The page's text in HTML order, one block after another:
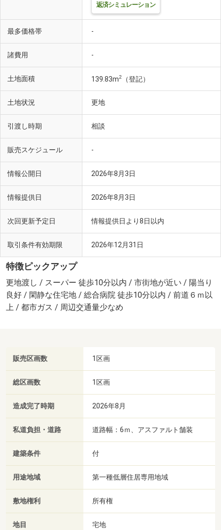
返済シミュレーション
最多価格帯 -
諸費用 -
土地面積 139.83m2 （登記）
土地状況 更地
引渡し時期 相談
販売スケジュール -
情報公開日 2026年8月3日
情報提供日 2026年8月3日
次回更新予定日 情報提供日より8日以内
取引条件有効期限 2026年12月31日
特徴ピックアップ
更地渡し / スーパー 徒歩10分以内 / 市街地が近い / 陽当り
良好 / 閑静な住宅地 / 総合病院 徒歩10分以内 / 前道６ｍ以
上 / 都市ガス / 周辺交通量少なめ
販売区画数 1区画
総区画数 1区画
造成完了時期 2026年8月
私道負担・道路 道路幅：6ｍ、アスファルト舗装
建築条件 付
用途地域 第一種低層住居専用地域
敷地権利 所有権
地目 宅地